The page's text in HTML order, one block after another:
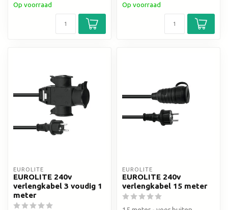
Op voorraad Op voorraad
EUROLITE
EUROLITE 240v
verlengkabel 3 voudig 1
meter
EUROLITE
EUROLITE 240v
verlengkabel 15 meter